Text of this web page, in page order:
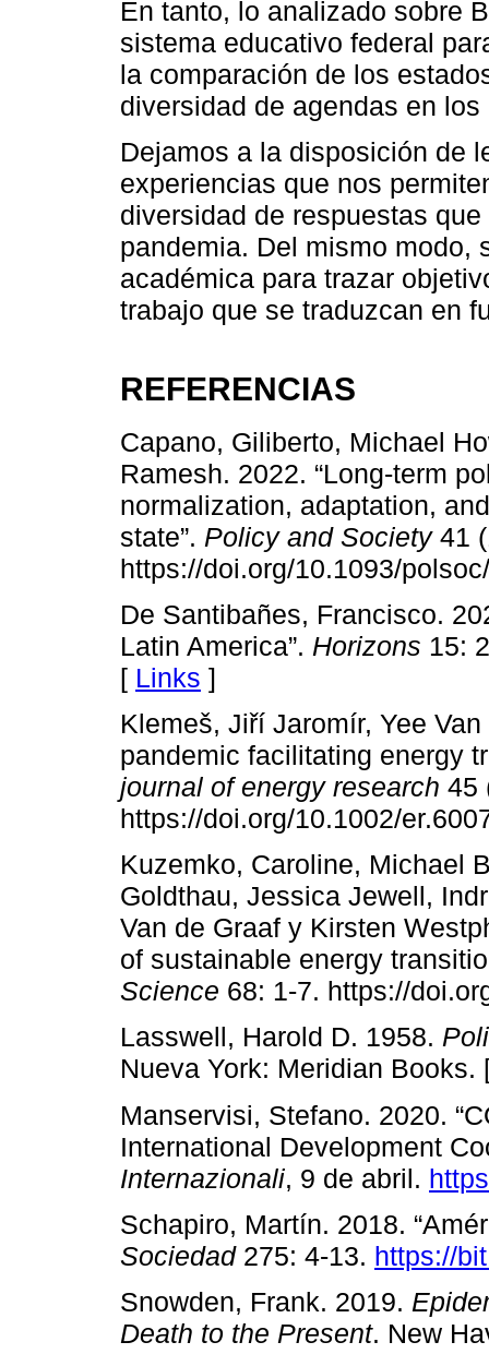
En tanto, lo analizado sobre
sistema educativo federal
la comparación de los
diversidad de agendas en
Dejamos a la disposición de
experiencias que nos
diversidad de respuestas
pandemia. Del mismo modo,
académica para trazar
trabajo que se traduzcan en
REFERENCIAS
Capano, Giliberto, Michael
Ramesh. 2022. “Long-term
normalization, adaptation,
state”. Policy and Society41
https://doi.org/10.1093/
De Santibañes, Francisco.
Latin America”. Horizons 15:
[ Links ]
Klemeš, Jiří Jaromír, Yee
pandemic facilitating energy
journal of energy research 45
https://doi.org/10.1002/
Kuzemko, Caroline, Michael
Goldthau, Jessica Jewell,
Van de Graaf y Kirsten
of sustainable energy
Science 68: 1-7. https://
Lasswell, Harold D. 1958.
Nueva York: Meridian Books.
Manservisi, Stefano. 2020.
International Development
Internazionali, 9 de abril.
Schapiro, Martín. 2018.
Sociedad275: 4-13. https://
Snowden, Frank. 2019.
Death to the Present. New